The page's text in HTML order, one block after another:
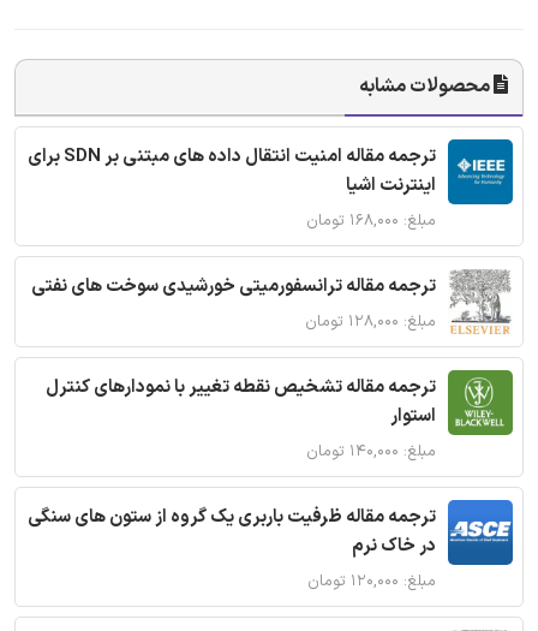
محصولات مشابه
ترجمه مقاله امنیت انتقال داده های مبتنی بر SDN برای
اینترنت اشیا
مبلغ: ۱۶۸,۰۰۰ تومان
ترجمه مقاله ترانسفورمیتی خورشیدی سوخت های نفتی
مبلغ: ۱۲۸,۰۰۰ تومان
ترجمه مقاله تشخیص نقطه تغییر با نمودارهای کنترل
استوار
مبلغ: ۱۴۰,۰۰۰ تومان
ترجمه مقاله ظرفیت باربری یک گروه از ستون های سنگی
در خاک نرم
مبلغ: ۱۲۰,۰۰۰ تومان